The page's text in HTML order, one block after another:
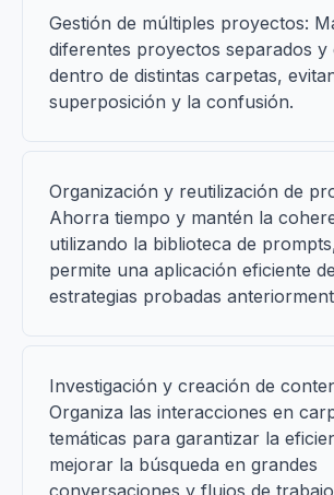
Gestión de múltiples proyectos:
diferentes proyectos separados y
dentro de distintas carpetas,
superposición y la confusión.
Organización y reutilización de
Ahorra tiempo y mantén la
utilizando la biblioteca de
permite una aplicación eficiente
estrategias probadas
Investigación y creación de
Organiza las interacciones en
temáticas para garantizar la
mejorar la búsqueda en grandes
conversaciones y flujos de